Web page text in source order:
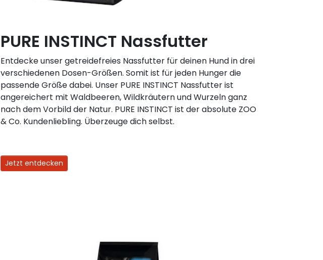
PURE INSTINCT Nassfutter
Entdecke unser getreidefreies Nassfutter für deinen Hund in drei
verschiedenen Dosen-Größen. Somit ist für jeden Hunger die
passende Größe dabei. Unser PURE INSTINCT Nassfutter ist
angereichert mit Waldbeeren, Wildkräutern und Wurzeln ganz
nach dem Vorbild der Natur. PURE INSTINCT ist der absolute ZOO
& Co. Kundenliebling. Überzeuge dich selbst.
Jetzt entdecken